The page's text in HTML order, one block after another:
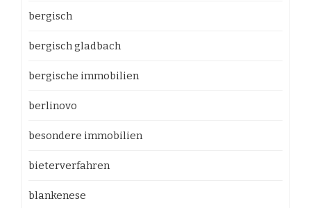
bergisch
bergisch gladbach
bergische immobilien
berlinovo
besondere immobilien
bieterverfahren
blankenese